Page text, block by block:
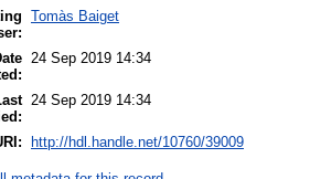
Tomàs Baiget
24 Sep 2019 14:34
24 Sep 2019 14:34
http://hdl.handle.net/10760/39009